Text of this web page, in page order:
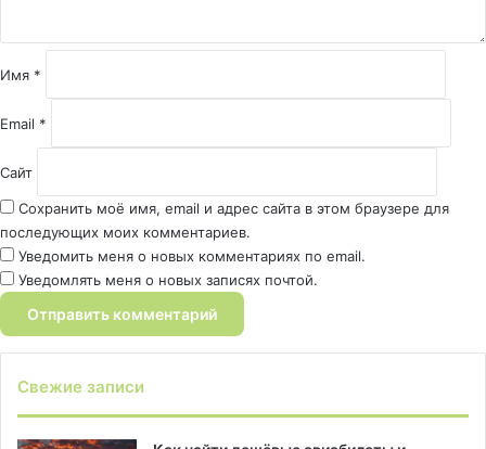
и
й
Имя *
Email *
Сайт
Сохранить моё имя, email и адрес сайта в этом браузере для
последующих моих комментариев.
Уведомить меня о новых комментариях по email.
Уведомлять меня о новых записях почтой.
Свежие записи